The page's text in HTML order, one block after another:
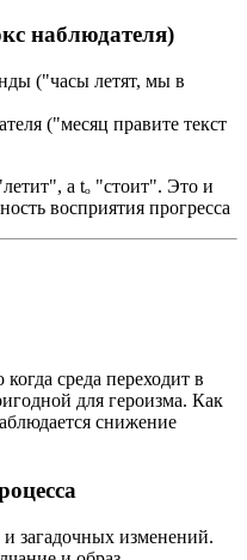
наблюдателя)
("часы летят, мы в
("месяц правите текст
а tₒ "стоит". Это и
восприятия прогресса
когда среда переходит в
для героизма. Как
снижение
загадочных изменений.